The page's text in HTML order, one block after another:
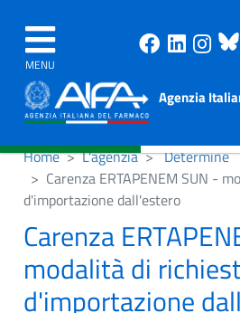
MENU
Agenzia
Home L'agenzia
Determine
Carenza ERTAPENEM SUN -
d'importazione dall'estero
Carenza
modalità di
d'importazione